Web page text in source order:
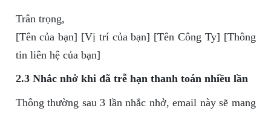
Trân trọng,
[Tên của bạn] [Vị trí của bạn] [Tên Công Ty] [Thông
tin liên hệ của bạn]
2.3 Nhắc nhở khi đã trễ hạn thanh toán nhiều lần
Thông thường sau 3 lần nhắc nhở, email này sẽ mang